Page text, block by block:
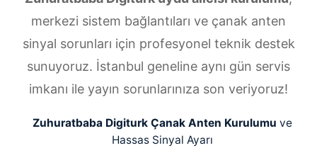
merkezi sistem bağlantıları ve çanak anten
sinyal sorunları için profesyonel teknik destek
sunuyoruz. İstanbul geneline aynı gün servis
imkanı ile yayın sorunlarınıza son veriyoruz!
Zuhuratbaba Digiturk Çanak Anten Kurulumu ve
Hassas Sinyal Ayarı